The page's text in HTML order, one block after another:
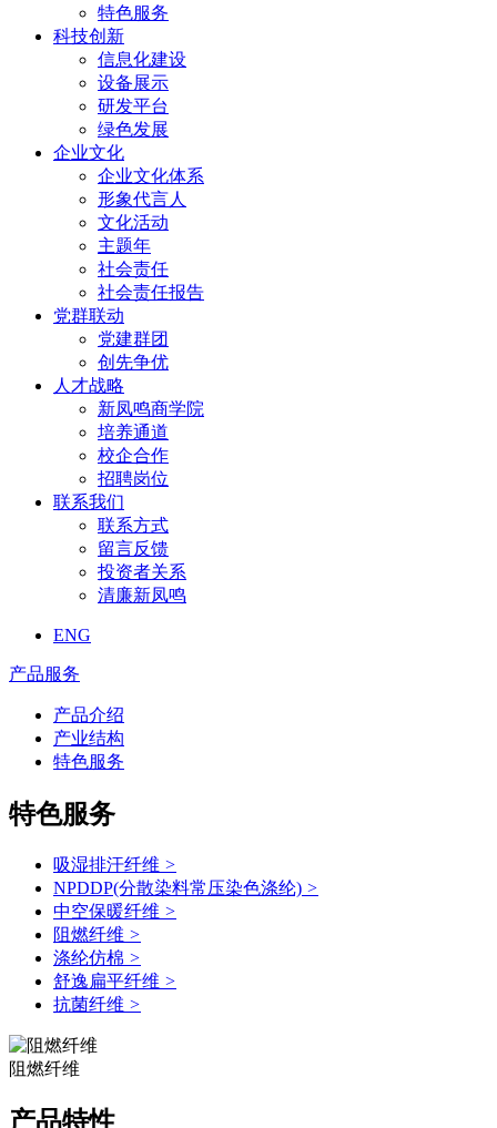
特色服务
科技创新
信息化建设
设备展示
研发平台
绿色发展
企业文化
企业文化体系
形象代言人
文化活动
主题年
社会责任
社会责任报告
党群联动
党建群团
创先争优
人才战略
新凤鸣商学院
培养通道
校企合作
招聘岗位
联系我们
联系方式
留言反馈
投资者关系
清廉新凤鸣
ENG
产品服务
产品介绍
产业结构
特色服务
特色服务
吸湿排汗纤维 >
NPDDP(分散染料常压染色涤纶) >
中空保暖纤维 >
阻燃纤维 >
涤纶仿棉 >
舒逸扁平纤维 >
抗菌纤维 >
阻燃纤维
产品特性